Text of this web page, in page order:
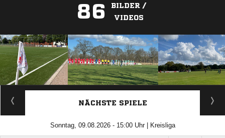
86
BILDER /
VIDEOS
ANZEIGE
NÄCHSTE SPIELE
Sonntag, 09.08.2026 - 15:00 Uhr | Kreisliga